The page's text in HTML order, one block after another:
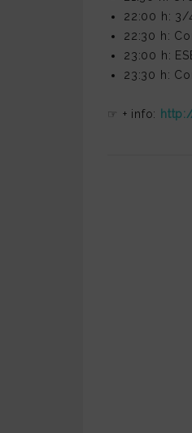
22:00 h: 3/
22:30 h:
23:00 h:
23:30 h:
☞ + info: